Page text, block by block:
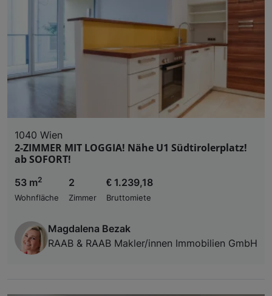
1040 Wien
2-ZIMMER MIT LOGGIA! Nähe U1 Südtirolerplatz!
ab SOFORT!
53 m2
Wohnfläche
2
Zimmer
€ 1.239,18
Bruttomiete
Magdalena Bezak
RAAB & RAAB Makler/innen Immobilien GmbH